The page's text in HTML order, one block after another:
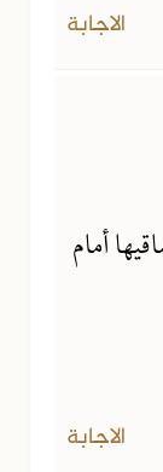
الاجابة
أمام
الاجابة